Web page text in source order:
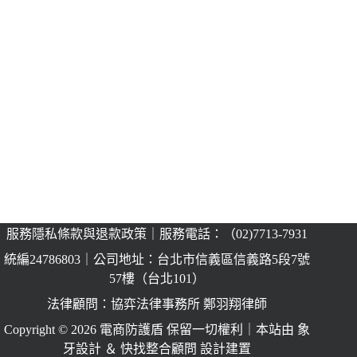
服務隱私條款與退款政策 ｜服務電話：（02)7713-7931
統編24786803 ｜公司地址：台北市信義區信義路5段7號
57樓（台北101）
法律顧問：協弈法律事務所 鄭羽翔律師
Copyright © 2026 電商防護盾 保留一切權利｜本站由 象
牙設計 ＆ 快找整合顧問 設計建置